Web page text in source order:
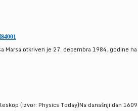
Marsa otkriven je 27. decembra 1984. godine
(izvor: Physics Today)Na današnji dan